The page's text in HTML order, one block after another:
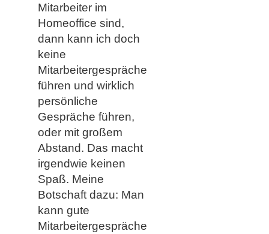
Mitarbeiter im
Homeoffice sind,
dann kann ich doch
keine
Mitarbeitergespräche
führen und wirklich
persönliche
Gespräche führen,
oder mit großem
Abstand. Das macht
irgendwie keinen
Spaß. Meine
Botschaft dazu: Man
kann gute
Mitarbeitergespräche